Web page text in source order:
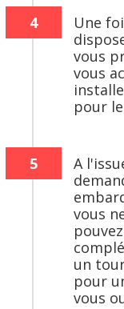
4
Une
vous
vous
pour
5
A
vous
un
pour
vous